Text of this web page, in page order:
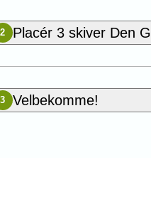
2 Placér 3 skiver Den
3 Velbekomme!